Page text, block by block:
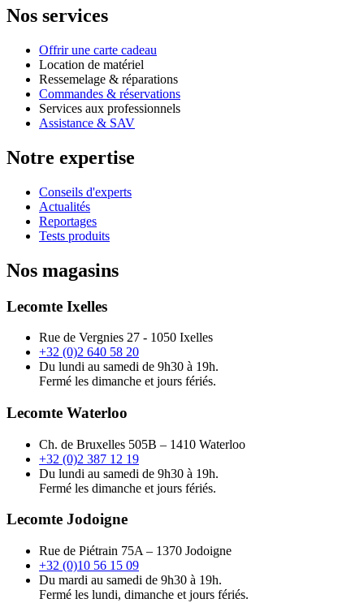
Nos services
Offrir une carte cadeau
Location de matériel
Ressemelage & réparations
Commandes & réservations
Services aux professionnels
Assistance & SAV
Notre expertise
Conseils d'experts
Actualités
Reportages
Tests produits
Nos magasins
Lecomte Ixelles
Rue de Vergnies 27 - 1050 Ixelles
+32 (0)2 640 58 20
Du lundi au samedi de 9h30 à 19h.
Fermé les dimanche et jours fériés.
Lecomte Waterloo
Ch. de Bruxelles 505B – 1410 Waterloo
+32 (0)2 387 12 19
Du lundi au samedi de 9h30 à 19h.
Fermé les dimanche et jours fériés.
Lecomte Jodoigne
Rue de Piétrain 75A – 1370 Jodoigne
+32 (0)10 56 15 09
Du mardi au samedi de 9h30 à 19h.
Fermé les lundi, dimanche et jours fériés.